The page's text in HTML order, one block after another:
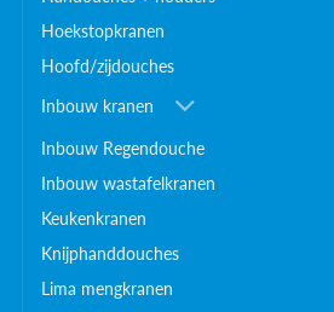
Hoekstopkranen
Hoofd/zijdouches
Inbouw kranen
Inbouw Regendouche
Inbouw wastafelkranen
Keukenkranen
Knijphanddouches
Lima mengkranen